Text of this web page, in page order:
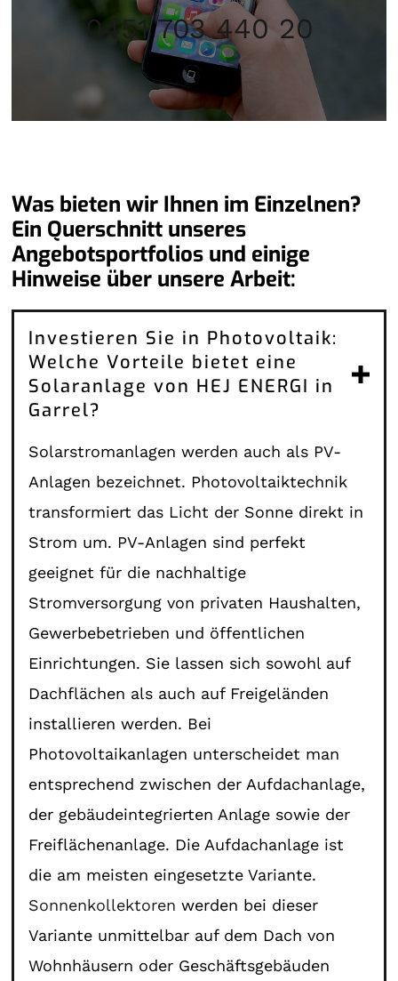
0451 703 440 20
Was bieten wir Ihnen im Einzelnen?
Ein Querschnitt unseres
Angebotsportfolios und einige
Hinweise über unsere Arbeit:
Investieren Sie in Photovoltaik:
Welche Vorteile bietet eine
Solaranlage von HEJ ENERGI in
Garrel?
Solarstromanlagen werden auch als PV-
Anlagen bezeichnet. Photovoltaiktechnik
transformiert das Licht der Sonne direkt in
Strom um. PV-Anlagen sind perfekt
geeignet für die nachhaltige
Stromversorgung von privaten Haushalten,
Gewerbebetrieben und öffentlichen
Einrichtungen. Sie lassen sich sowohl auf
Dachflächen als auch auf Freigeländen
installieren werden. Bei
Photovoltaikanlagen unterscheidet man
entsprechend zwischen der Aufdachanlage,
der gebäudeintegrierten Anlage sowie der
Freiflächenanlage. Die Aufdachanlage ist
die am meisten eingesetzte Variante.
Sonnenkollektoren werden bei dieser
Variante unmittelbar auf dem Dach von
Wohnhäusern oder Geschäftsgebäuden